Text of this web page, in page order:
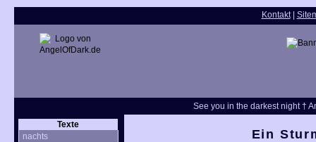
Kontakt
See you in the darkest night †
Texte
nachts
Ein